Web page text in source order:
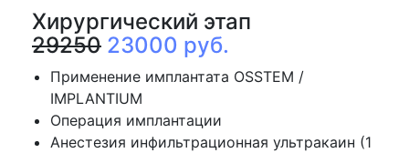
Хирургический этап
29250 23000 руб.
Применение имплантата OSSTEM /
IMPLANTIUM
Операция имплантации
Анестезия инфильтрационная ультракаин (1